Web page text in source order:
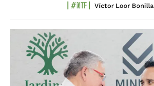
#NTF Víctor Loor Bonilla